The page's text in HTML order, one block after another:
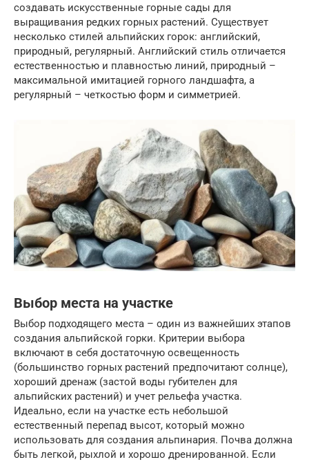
создавать искусственные горные сады для
выращивания редких горных растений. Существует
несколько стилей альпийских горок: английский,
природный, регулярный. Английский стиль отличается
естественностью и плавностью линий, природный –
максимальной имитацией горного ландшафта, а
регулярный – четкостью форм и симметрией.
Выбор места на участке
Выбор подходящего места – один из важнейших этапов
создания альпийской горки. Критерии выбора
включают в себя достаточную освещенность
(большинство горных растений предпочитают солнце),
хороший дренаж (застой воды губителен для
альпийских растений) и учет рельефа участка.
Идеально, если на участке есть небольшой
естественный перепад высот, который можно
использовать для создания альпинария. Почва должна
быть легкой, рыхлой и хорошо дренированной. Если